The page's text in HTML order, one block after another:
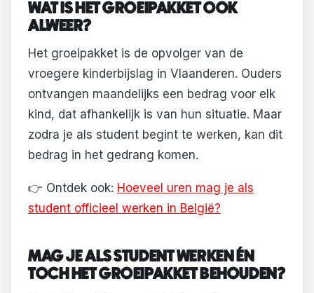
WAT IS HET GROEIPAKKET OOK
ALWEER?
Het groeipakket is de opvolger van de
vroegere kinderbijslag in Vlaanderen. Ouders
ontvangen maandelijks een bedrag voor elk
kind, dat afhankelijk is van hun situatie. Maar
zodra je als student begint te werken, kan dit
bedrag in het gedrang komen.
👉 Ontdek ook: Hoeveel uren mag je als
student officieel werken in België?
MAG JE ALS STUDENT WERKEN ÉN
TOCH HET GROEIPAKKET BEHOUDEN?